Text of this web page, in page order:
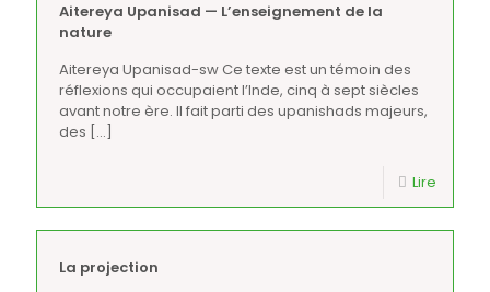
Aitereya Upanisad — L’enseignement de la
nature
Aitereya Upanisad-sw Ce texte est un témoin des
réflexions qui occupaient l’Inde, cinq à sept siècles
avant notre ère. Il fait parti des upanishads majeurs,
des […]
Lire
La projection